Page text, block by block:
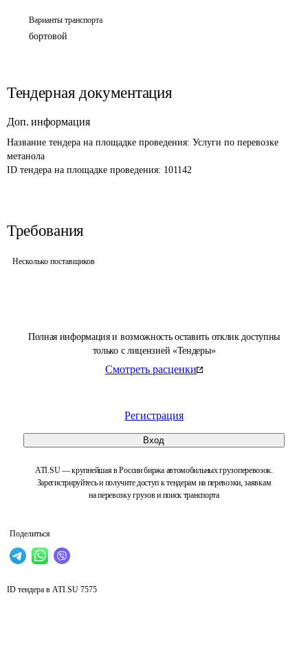
Полная информация и возможность оставить отклик доступны
только с лицензией «Тендеры»
Смотреть расценки
Регистрация
Вход
ATI.SU — крупнейшая в России биржа автомобильных грузоперевозок.
Зарегистрируйтесь и получите доступ к тендерам на перевозки, заявкам
на перевозку грузов и поиск транспорта
Поделиться
Варианты транспорта
бортовой
Тендерная документация
Доп. информация
Название тендера на площадке проведения: Услуги по перевозке
метанола
ID тендера на площадке проведения: 101142
Требования
Несколько поставщиков
ID тендера в ATI.SU 7575